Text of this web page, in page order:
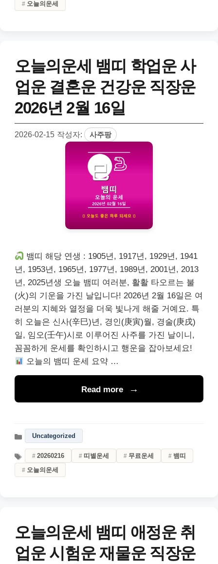
오늘의운세
오늘의운세 뱀띠 학업운 사
업운 결혼운 건강운 직장운
2026년 2월 16일
2026-02-15 작성자: 사주팡
뱀띠 해당 연생 : 1905년, 1917년, 1929년, 1941
년, 1953년, 1965년, 1977년, 1989년, 2001년, 2013
년, 2025년생 오늘 뱀띠 여러분, 활활 타오르는 불
(火)의 기운을 가진 날입니다! 2026년 2월 16일은 여
러분의 지혜와 열정을 더욱 빛나게 해줄 거예요. 특
히 오늘은 신사(辛巳)년, 경인(庚寅)월, 경술(庚戌)
일, 임오(壬午)시로 이루어진 사주를 가진 날이니,
꼼꼼하게 운세를 확인하시고 행운을 잡아보세요!
오늘의 뱀띠 운세 요약 …
Read more
Uncategorized
20260216 띠별운세 무료운세
뱀띠
오늘의운세
오늘의운세 뱀띠 애정운 취
업운 시험운 재물운 직장운